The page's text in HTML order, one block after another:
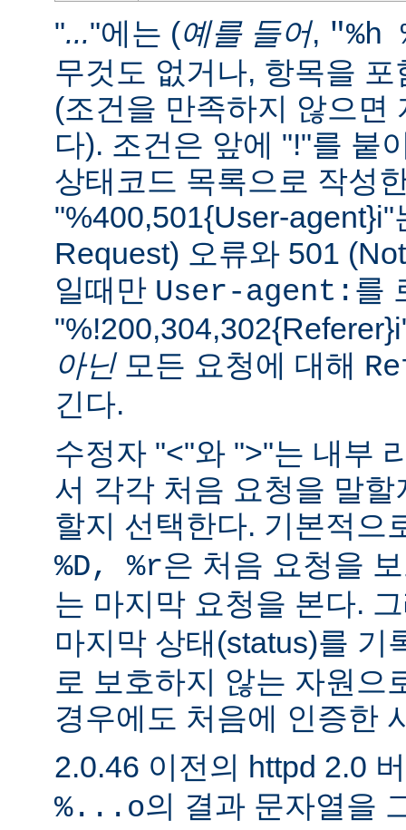
"..."에는 (예를 들어, "%h
무것도 없거나, 항목을
(조건을 만족하지 않으면
다). 조건은 앞에 "!"를 붙
상태코드 목록으로 작성
"%400,501{User-agent}i"
Request) 오류와 501
일때만 User-agent: 를
아닌모든 요청에 대해
긴다.
수정자 "<"와 ">"는 내부
서 각각 처음 요청을 말
할지 선택한다. 기본적으
%D, %r은 처음 요청을
는 마지막 요청을 본다.
마지막 상태(status)를 기
로 보호하지 않는 자원으
경우에도 처음에 인증한
2.0.46 이전의 httpd 2.0
%...o의 결과 문자열을